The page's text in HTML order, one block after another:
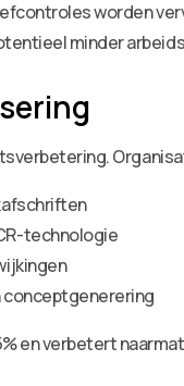
worden
minder
technologie
en verbetert